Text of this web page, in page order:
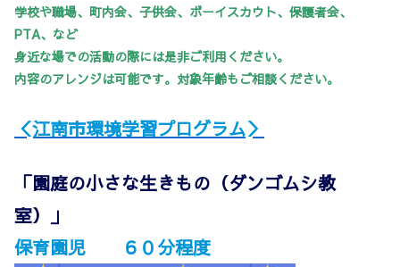
学校や職場、町内会、子供会、ボーイスカウト、保護者会、
PTA、など
身近な場での活動の際には是非ご利用ください。
内容のアレンジは可能です。対象年齢もご相談ください。
＜江南市環境学習プログラム＞
「園庭の小さな生きもの（ダンゴムシ教
室）」
保育園児 ６０分程度